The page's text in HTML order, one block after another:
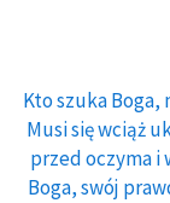
Kto szuka Boga,
Musi się wciąż
przed oczyma i
Boga, swój